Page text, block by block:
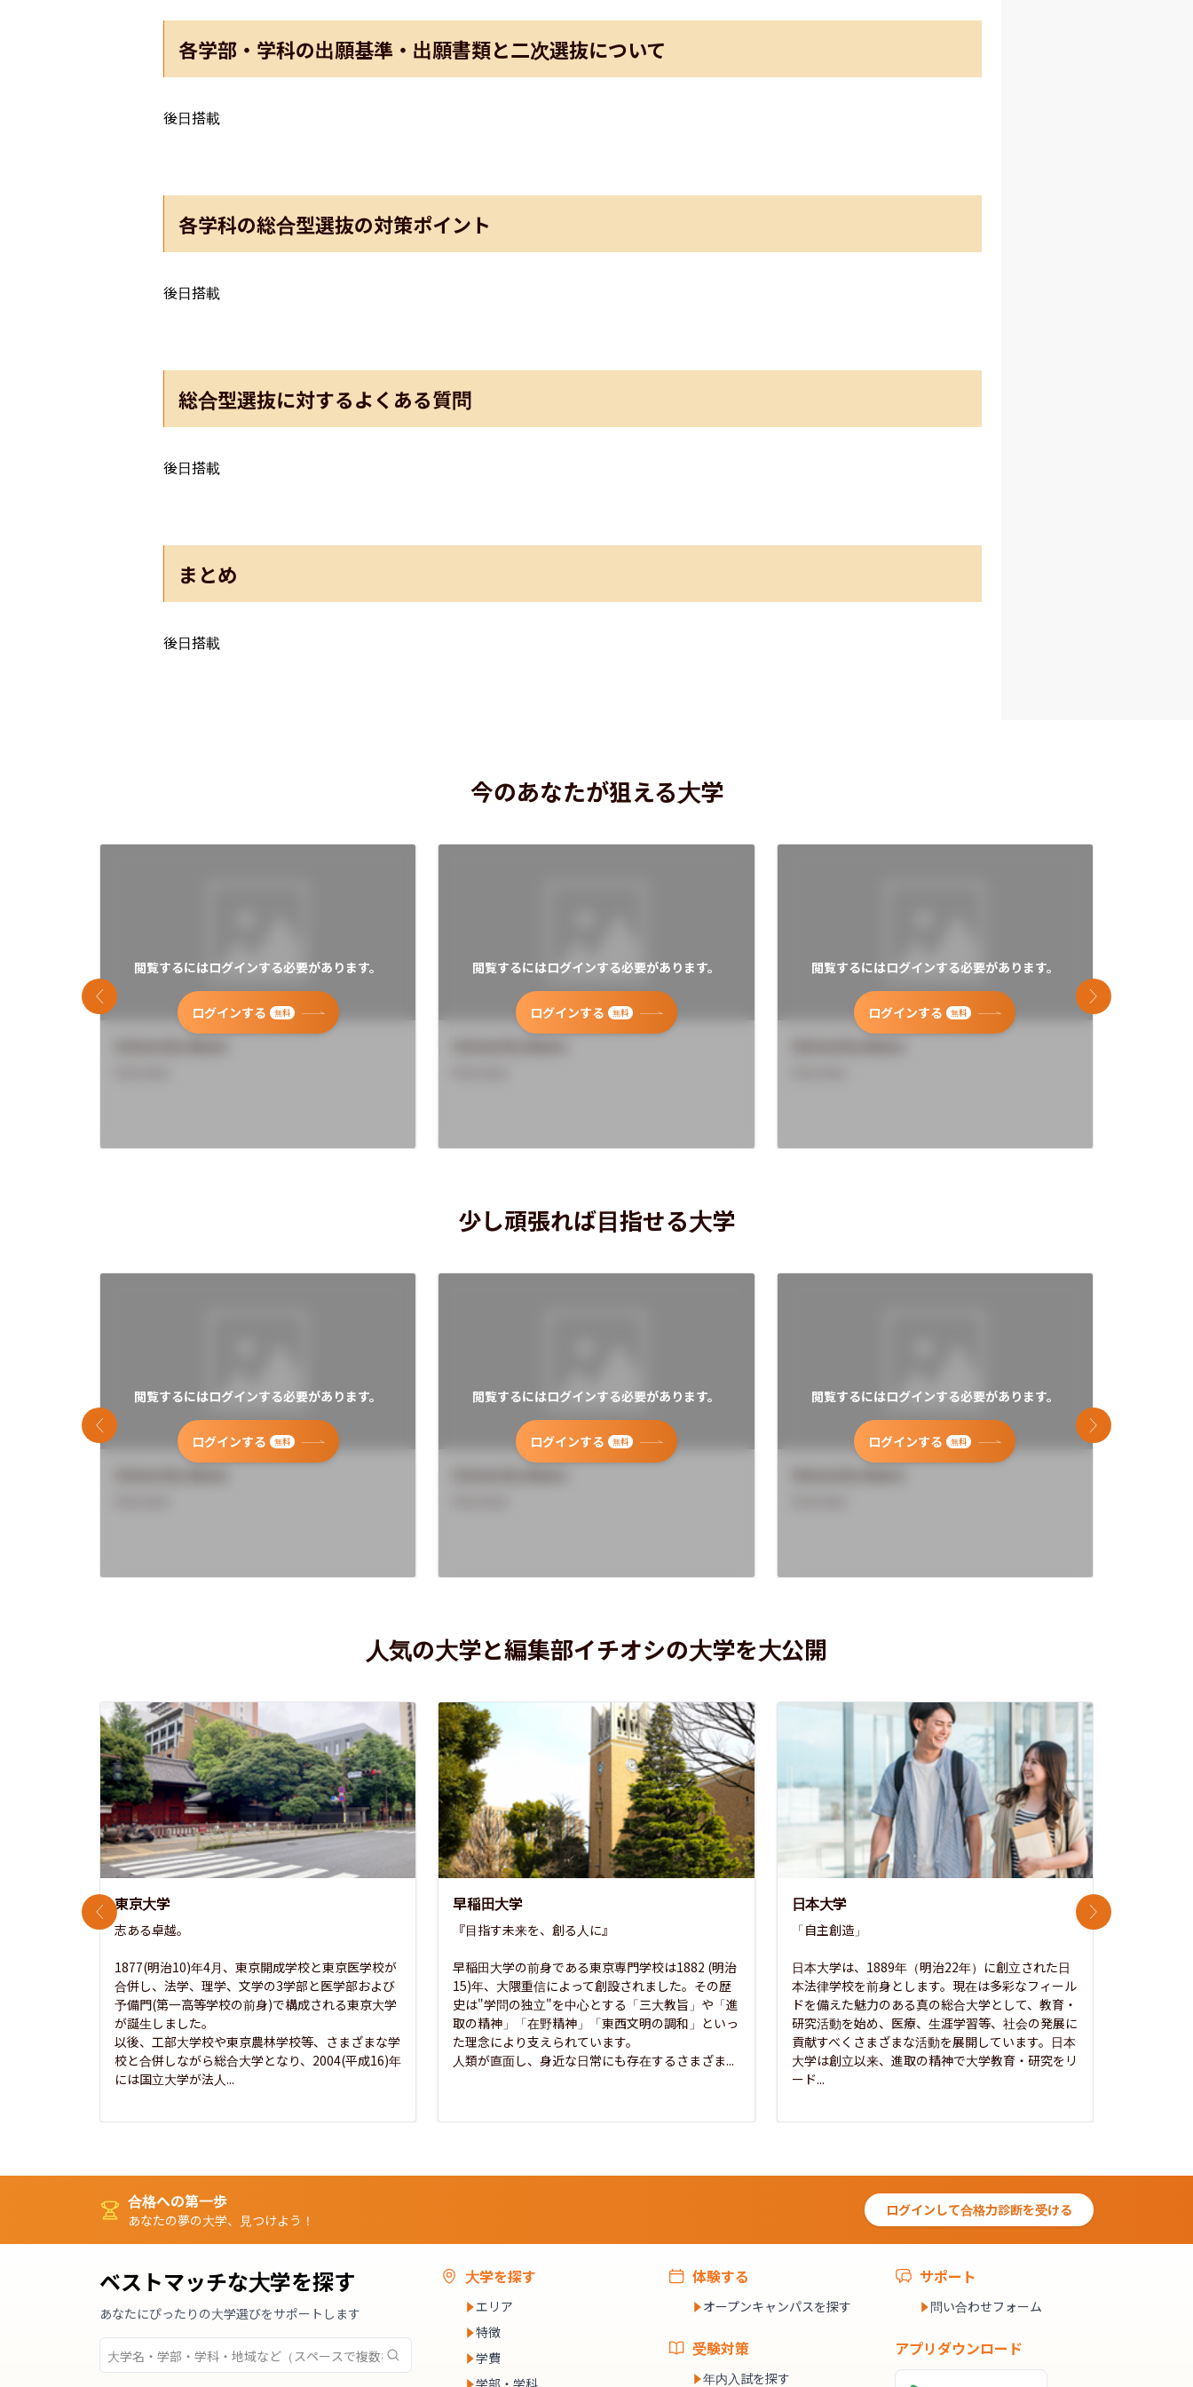
各学部・学科の出願基準・出願書類と二次選抜について
後日搭載
各学科の総合型選抜の対策ポイント
後日搭載
総合型選抜に対するよくある質問
後日搭載
まとめ
後日搭載
今のあなたが狙える大学
閲覧するにはログインする必要があります。
ログインする 無料
閲覧するにはログインする必要があります。
ログインする 無料
閲覧するにはログインする必要があります。
ログインする 無料
前のスライド 次のスライド
少し頑張れば目指せる大学
閲覧するにはログインする必要があります。
ログインする 無料
閲覧するにはログインする必要があります。
ログインする 無料
閲覧するにはログインする必要があります。
ログインする 無料
前のスライド 次のスライド
人気の大学と編集部イチオシの大学を大公開
東京大学
志ある卓越。
1877(明治10)年4月、東京開成学校と東京医学校が
合併し、法学、理学、文学の3学部と医学部および
予備門(第一高等学校の前身)で構成される東京大学
が誕生しました。
以後、工部大学校や東京農林学校等、さまざまな学
校と合併しながら総合大学となり、2004(平成16)年
には国立大学が法人...
早稲田大学
『目指す未来を、創る人に』
早稲田大学の前身である東京専門学校は1882 (明治
15)年、大隈重信によって創設されました。その歴
史は"学問の独立"を中心とする「三大教旨」や「進
取の精神」「在野精神」「東西文明の調和」といっ
た理念により支えられています。
人類が直面し、身近な日常にも存在するさまざま...
日本大学
「自主創造」
日本大学は、1889年（明治22年）に創立された日
本法律学校を前身とします。現在は多彩なフィール
ドを備えた魅力のある真の総合大学として、教育・
研究活動を始め、医療、生涯学習等、社会の発展に
貢献すべくさまざまな活動を展開しています。日本
大学は創立以来、進取の精神で大学教育・研究をリ
ード...
前のスライド 次のスライド
合格への第一歩
あなたの夢の大学、見つけよう！
ログインして合格力診断を受ける
ベストマッチな大学を探す
あなたにぴったりの大学選びをサポートします
大学を探す
エリア
特徴
学費
学部・学科
体験する
オープンキャンパスを探す
受験対策
年内入試を探す
サポート
問い合わせフォーム
アプリダウンロード